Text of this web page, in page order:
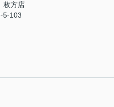
枚方店
5-103